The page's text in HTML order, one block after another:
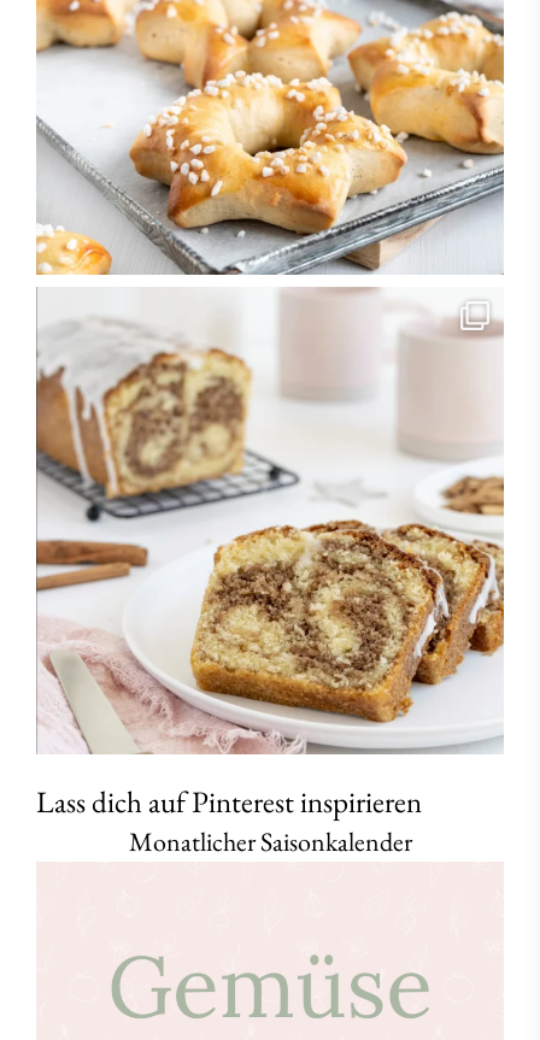
Lass dich auf Pinterest inspirieren
Monatlicher Saisonkalender